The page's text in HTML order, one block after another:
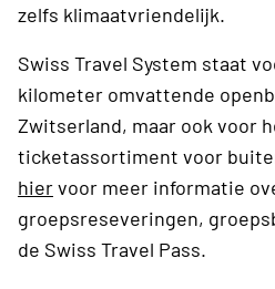
zelfs klimaatvriendelijk.
Swiss Travel System staat
kilometer omvattende
Zwitserland, maar ook voor
ticketassortiment voor
hiervoor meer informatie
groepsreseveringen,
de Swiss Travel Pass.